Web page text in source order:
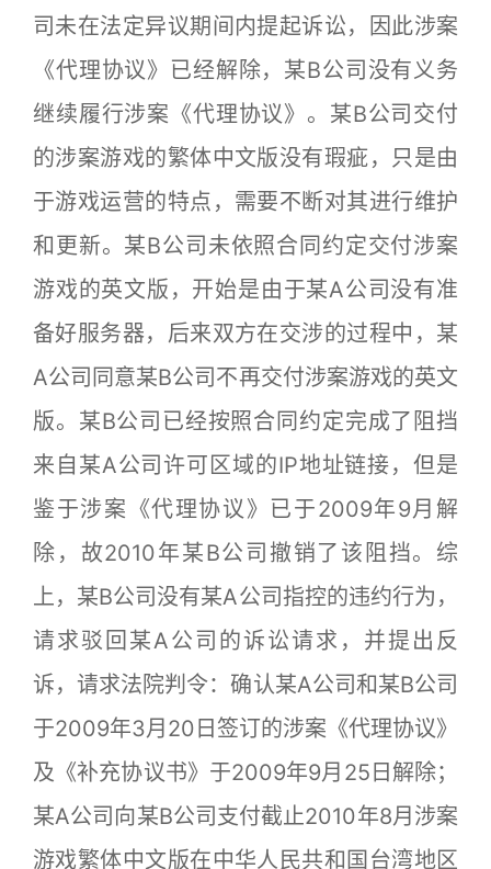
司未在法定异议期间内提起诉讼，因此涉案
《代理协议》已经解除，某B公司没有义务
继续履行涉案《代理协议》。某B公司交付
的涉案游戏的繁体中文版没有瑕疵，只是由
于游戏运营的特点，需要不断对其进行维护
和更新。某B公司未依照合同约定交付涉案
游戏的英文版，开始是由于某A公司没有准
备好服务器，后来双方在交涉的过程中，某
A公司同意某B公司不再交付涉案游戏的英文
版。某B公司已经按照合同约定完成了阻挡
来自某A公司许可区域的IP地址链接，但是
鉴于涉案《代理协议》已于2009年9月解
除，故2010年某B公司撤销了该阻挡。综
上，某B公司没有某A公司指控的违约行为，
请求驳回某A公司的诉讼请求，并提出反
诉，请求法院判令：确认某A公司和某B公司
于2009年3月20日签订的涉案《代理协议》
及《补充协议书》于2009年9月25日解除；
某A公司向某B公司支付截止2010年8月涉案
游戏繁体中文版在中华人民共和国台湾地区